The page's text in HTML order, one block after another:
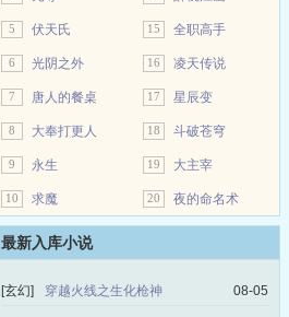
5 伏天氏
6 光阴之外
7 唐人的餐桌
8 大奉打更人
9 永生
10 求魔
15 全职高手
16 凌天传说
17 星辰变
18 斗破苍穹
19 大主宰
20 夜的命名术
最新入库小说
[玄幻] 穿越火线之生化枪神 08-05